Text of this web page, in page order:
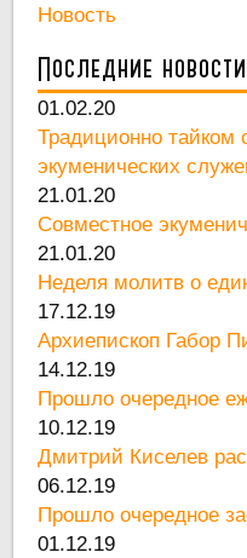
Новость
Последние новости
01.02.20
Традиционно тайком
экуменических
21.01.20
Совместное
21.01.20
Неделя молитв о
17.12.19
Архиепископ Габор
14.12.19
Прошло очередное
10.12.19
Дмитрий Киселев
06.12.19
Прошло очередное
01.12.19